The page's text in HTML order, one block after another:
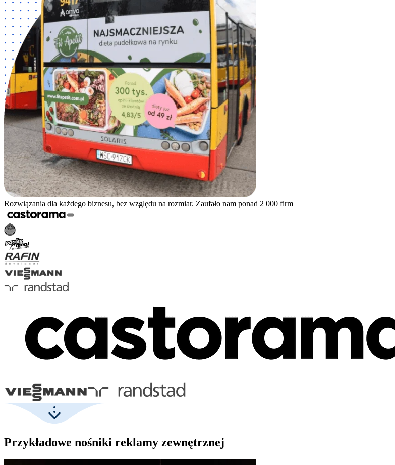
Rozwiązania dla każdego biznesu, bez względu na rozmiar. Zaufało nam ponad 2 000 firm
Przykładowe nośniki reklamy zewnętrznej